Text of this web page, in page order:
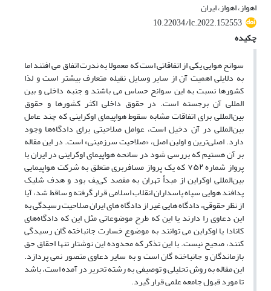
اهواز، اهواز، ایران
10.22034/lc.2022.152553
چکیده
سوانح هوایی یکی از اتفاقاتی است که معمولا به ندرت اتفاق می افتند اما
به دلایلی اهمیت آن از سایر وسایل نقیله متعارف بیشتر است و لذا
کشورها نسبت به این سوانح حساس می باشند و جنبه داخلی و بین
المللی آن برجسته است. در حقوق داخلی اکثر کشورها و حقوق
بین‌المللی برای اتفاقات مشابه سقوط هواپیمای اوکراینی که چند عامل
بین‌المللی در آن دخیل است، عوامل صلاحیتی برای دادگاه‌ها وجود
دارد. اصلی‌ترین و اولین اصل، «صلاحیت سرزمینی» است. در این مقاله
بر آن هستیم که بررسی شود در سانحه هواپیمای اوکراینی در ایران با
پرواز شماره ۷۵۲ که یک پرواز مسافربری متعلق به شرکت هواپیمایی
بین‌المللی اوکراین از مبدأ تهران به مقصد کی‌یف بود و هدف شلیک
پدافند هوایی سپاه پاسداران انقلاب اسلامی قرار گرفته و ساقط شد، آیا
از نظر حقوقی، دادگاه هایی غیر از دادگاه های ایران صلاحیت رسیدگی به
این دعاوی را دارند یا این که طرح موضوعاتی مثل این که دادگاه‌های
کانادا یا اوکراین می توانند به موضوع خسارت جانباخته گان رسیدگی
کنند، صحیح نیست. با این تذکر که محدوده این نوشتار تنها احقاق حق
بازماندگان و جانباخته گان است و به سایر دعاوی متصور نمی پردازد.
این مقاله به روش تحلیلی و توصیفی به رشته تحریر در آمده است، باشد
تا مورد قبول جامعه علمی قرار گیرد.